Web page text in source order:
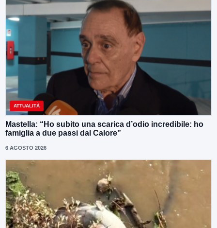
ATTUALITÀ
Mastella: “Ho subito una scarica d’odio incredibile: ho
famiglia a due passi dal Calore”
6 AGOSTO 2026